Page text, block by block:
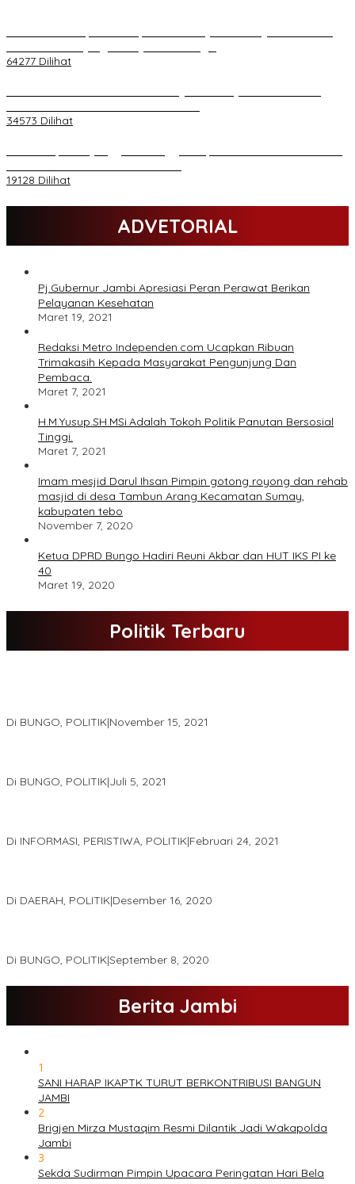
64277 Dilihat
34573 Dilihat
19128 Dilihat
ADVETORIAL
Pj.Gubernur Jambi Apresiasi Peran Perawat Berikan
Pelayanan Kesehatan
Maret 19, 2021
Redaksi Metro Independen.com Ucapkan Ribuan
Trimakasih Kepada Masyarakat Pengunjung Dan
Pembaca.
Maret 7, 2021
H.M.Yusup.SH.MSi.Adalah Tokoh Politik Panutan Bersosial
Tinggi.
Maret 7, 2021
Imam mesjid Darul Ihsan Pimpin gotong royong dan rehab
masjid di desa Tambun Arang Kecamatan Sumay,
kabupaten tebo
November 7, 2020
Ketua DPRD Bungo Hadiri Reuni Akbar dan HUT IKS PI ke
40
Maret 19, 2020
Politik Terbaru
Di BUNGO, POLITIK|November 15, 2021
Di BUNGO, POLITIK|Juli 5, 2021
Di INFORMASI, PERISTIWA, POLITIK|Februari 24, 2021
Di DAERAH, POLITIK|Desember 16, 2020
Di BUNGO, POLITIK|September 8, 2020
Berita Jambi
1
SANI HARAP IKAPTK TURUT BERKONTRIBUSI BANGUN
JAMBI
2
Brigjen Mirza Mustaqim Resmi Dilantik Jadi Wakapolda
Jambi
3
Sekda Sudirman Pimpin Upacara Peringatan Hari Bela